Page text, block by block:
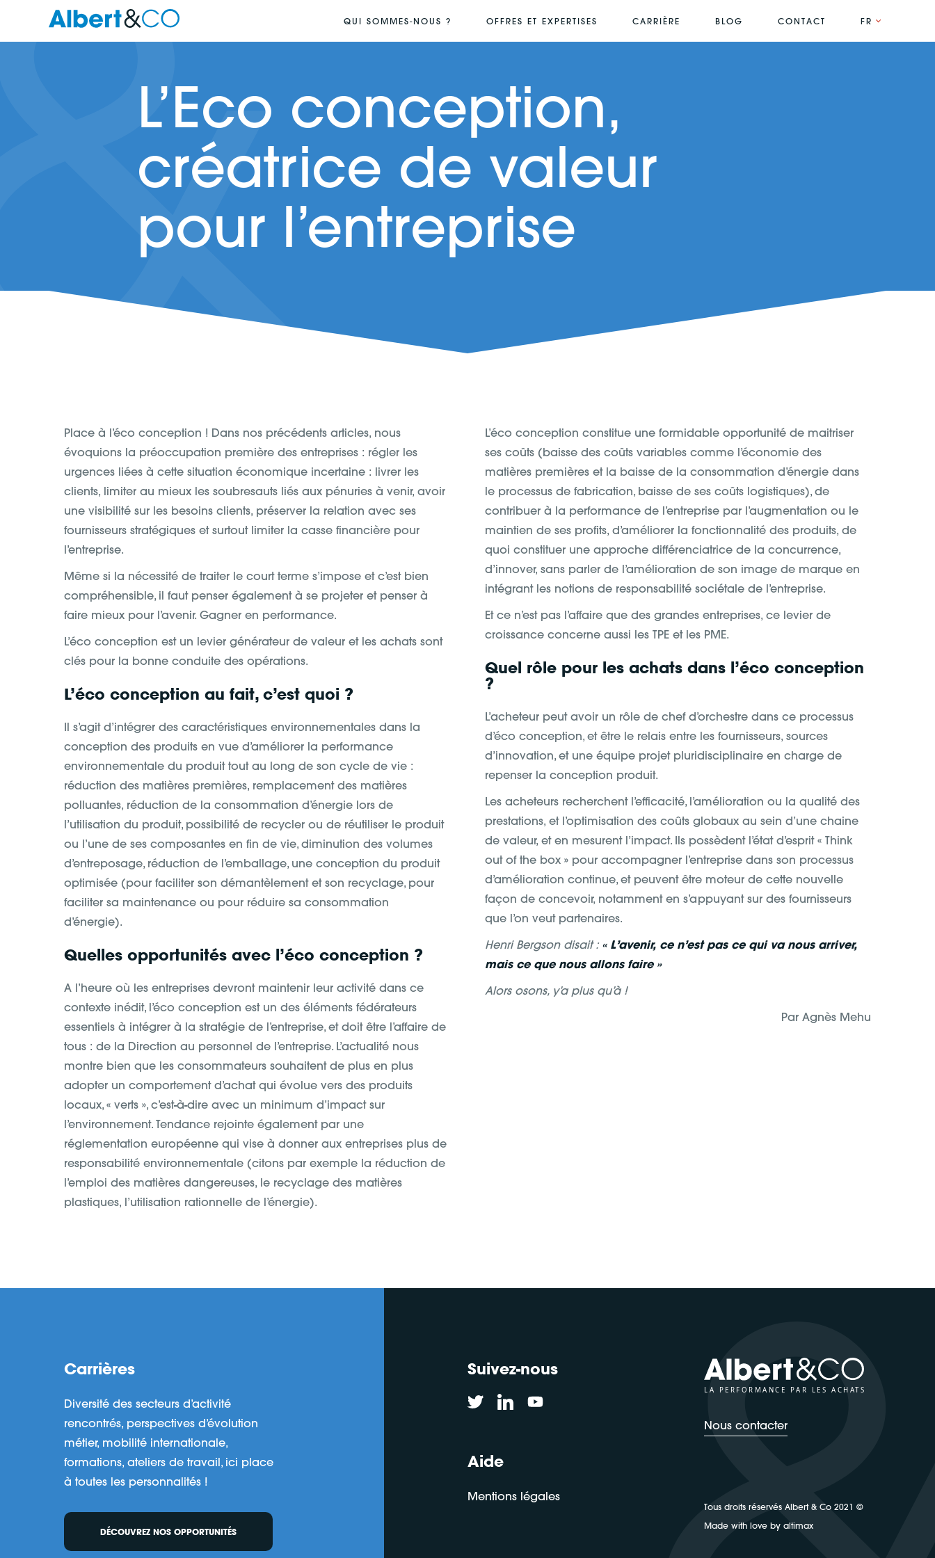
QUI SOMMES-NOUS ? OFFRES ET EXPERTISES CARRIÈRE BLOG CONTACT FR
L’Eco conception,
créatrice de valeur
pour l’entreprise
Place à l’éco conception ! Dans nos précédents articles, nous
évoquions la préoccupation première des entreprises : régler les
urgences liées à cette situation économique incertaine : livrer les
clients, limiter au mieux les soubresauts liés aux pénuries à venir, avoir
une visibilité sur les besoins clients, préserver la relation avec ses
fournisseurs stratégiques et surtout limiter la casse financière pour
l’entreprise.
Même si la nécessité de traiter le court terme s’impose et c’est bien
compréhensible, il faut penser également à se projeter et penser à
faire mieux pour l’avenir. Gagner en performance.
L’éco conception est un levier générateur de valeur et les achats sont
clés pour la bonne conduite des opérations.
L’éco conception au fait, c’est quoi ?
Il s’agit d’intégrer des caractéristiques environnementales dans la
conception des produits en vue d’améliorer la performance
environnementale du produit tout au long de son cycle de vie :
réduction des matières premières, remplacement des matières
polluantes, réduction de la consommation d’énergie lors de
l’utilisation du produit, possibilité de recycler ou de réutiliser le produit
ou l’une de ses composantes en fin de vie, diminution des volumes
d’entreposage, réduction de l’emballage, une conception du produit
optimisée (pour faciliter son démantèlement et son recyclage, pour
faciliter sa maintenance ou pour réduire sa consommation
d’énergie).
Quelles opportunités avec l’éco conception ?
A l’heure où les entreprises devront maintenir leur activité dans ce
contexte inédit, l’éco conception est un des éléments fédérateurs
essentiels à intégrer à la stratégie de l’entreprise, et doit être l’affaire de
tous : de la Direction au personnel de l’entreprise. L’actualité nous
montre bien que les consommateurs souhaitent de plus en plus
adopter un comportement d’achat qui évolue vers des produits
locaux, « verts », c’est-à-dire avec un minimum d’impact sur
l’environnement. Tendance rejointe également par une
réglementation européenne qui vise à donner aux entreprises plus de
responsabilité environnementale (citons par exemple la réduction de
l’emploi des matières dangereuses, le recyclage des matières
plastiques, l’utilisation rationnelle de l’énergie).
L’éco conception constitue une formidable opportunité de maitriser
ses coûts (baisse des coûts variables comme l’économie des
matières premières et la baisse de la consommation d’énergie dans
le processus de fabrication, baisse de ses coûts logistiques), de
contribuer à la performance de l’entreprise par l’augmentation ou le
maintien de ses profits, d’améliorer la fonctionnalité des produits, de
quoi constituer une approche différenciatrice de la concurrence,
d’innover, sans parler de l’amélioration de son image de marque en
intégrant les notions de responsabilité sociétale de l’entreprise.
Et ce n’est pas l’affaire que des grandes entreprises, ce levier de
croissance concerne aussi les TPE et les PME.
Quel rôle pour les achats dans l’éco conception
?
L’acheteur peut avoir un rôle de chef d’orchestre dans ce processus
d’éco conception, et être le relais entre les fournisseurs, sources
d’innovation, et une équipe projet pluridisciplinaire en charge de
repenser la conception produit.
Les acheteurs recherchent l’efficacité, l’amélioration ou la qualité des
prestations, et l’optimisation des coûts globaux au sein d’une chaine
de valeur, et en mesurent l’impact. Ils possèdent l’état d’esprit « Think
out of the box » pour accompagner l’entreprise dans son processus
d’amélioration continue, et peuvent être moteur de cette nouvelle
façon de concevoir, notamment en s’appuyant sur des fournisseurs
que l’on veut partenaires.
Henri Bergson disait : « L’avenir, ce n’est pas ce qui va nous arriver,
mais ce que nous allons faire »
Alors osons, y’a plus qu’à !
Par Agnès Mehu
Carrières
Diversité des secteurs d’activité
rencontrés, perspectives d’évolution
métier, mobilité internationale,
formations, ateliers de travail, ici place
à toutes les personnalités !
DÉCOUVREZ NOS OPPORTUNITÉS
Suivez-nous
Aide
Mentions légales
LA PERFORMANCE PAR LES ACHATS
Nous contacter
Tous droits réservés Albert & Co 2021 ©
Made with love by altimax